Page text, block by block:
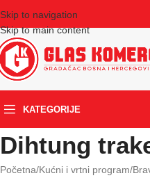
Skip to navigation
Skip to main content
KATEGORIJE
Dihtung
Početna/Kućni i vrtni program/